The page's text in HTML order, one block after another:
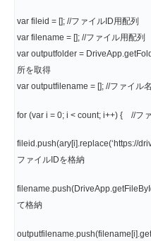
var fileid = []; //ファイルID用配列
var filename = []; //ファイル用配列
var outputfolder =
所を取得
var outputfilename = []; //ファイル
for (var i = 0; i < count; i++) { //フ
fileid.push(ary[i].replace(‘https://
ファイルIDを格納
て格納